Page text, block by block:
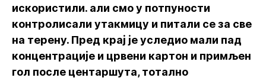
искористили. али смо у потпуности
контролисали утакмицу и питали се за све
на терену. Пред крај је уследио мали пад
концентрације и црвени картон и примљен
гол после центаршута, тотално